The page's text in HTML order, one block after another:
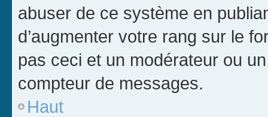
abuser de ce système en
d’augmenter votre rang sur le
pas ceci et un modérateur ou
compteur de messages.
Haut